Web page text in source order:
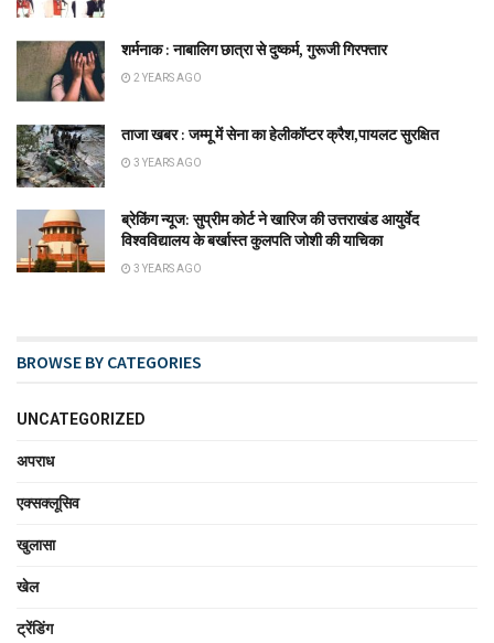
शर्मनाक : नाबालिग छात्रा से दुष्कर्म, गुरूजी गिरफ्तार
2 YEARS AGO
ताजा खबर : जम्मू में सेना का हेलीकॉप्टर क्रैश,पायलट सुरक्षित
3 YEARS AGO
ब्रेकिंग न्यूज: सुप्रीम कोर्ट ने खारिज की उत्तराखंड आयुर्वेद
विश्वविद्यालय के बर्खास्त कुलपति जोशी की याचिका
3 YEARS AGO
BROWSE BY CATEGORIES
UNCATEGORIZED
अपराध
एक्सक्लूसिव
खुलासा
खेल
ट्रेंडिंग